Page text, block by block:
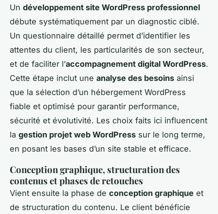
Un développement site WordPress professionnel
débute systématiquement par un diagnostic ciblé.
Un questionnaire détaillé permet d’identifier les
attentes du client, les particularités de son secteur,
et de faciliter l’accompagnement digital WordPress.
Cette étape inclut une analyse des besoins ainsi
que la sélection d’un hébergement WordPress
fiable et optimisé pour garantir performance,
sécurité et évolutivité. Les choix faits ici influencent
la gestion projet web WordPress sur le long terme,
en posant les bases d’un site stable et efficace.
Conception graphique, structuration des
contenus et phases de retouches
Vient ensuite la phase de conception graphique et
de structuration du contenu. Le client bénéficie